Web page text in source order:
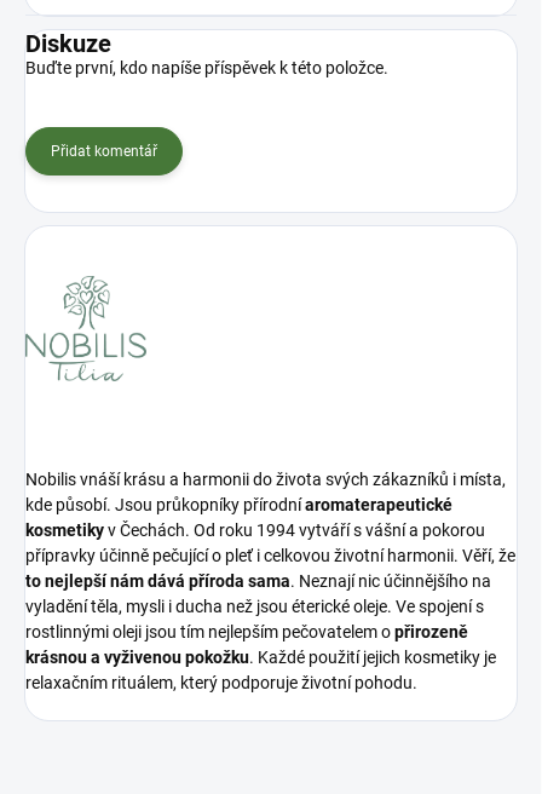
Diskuze
Buďte první, kdo napíše příspěvek k této položce.
Přidat komentář
Nobilis vnáší krásu a harmonii do života svých zákazníků i místa,
kde působí. Jsou průkopníky přírodníaromaterapeutické
kosmetikyv Čechách. Od roku 1994 vytváří s vášní a pokorou
přípravky účinně pečující o pleť i celkovou životní harmonii. Věří, že
to nejlepší nám dává příroda sama. Neznají nic účinnějšího na
vyladění těla, mysli i ducha než jsou éterické oleje. Ve spojení s
rostlinnými oleji jsou tím nejlepším pečovatelem opřirozeně
krásnou a vyživenou pokožku. Každé použití jejich kosmetiky je
relaxačním rituálem, který podporuje životní pohodu.